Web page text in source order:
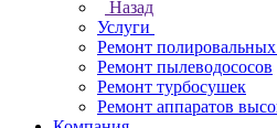
Назад
Услуги
Ремонт
Ремонт пылеводососов
Ремонт турбосушек
Ремонт аппаратов